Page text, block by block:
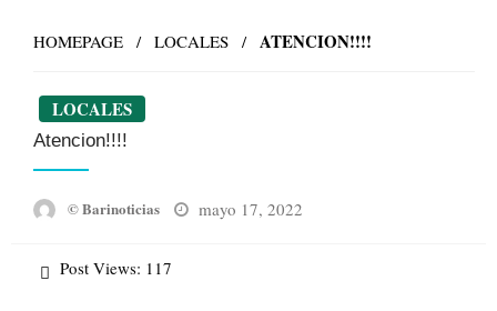
HOMEPAGE LOCALES ATENCION!!!!
LOCALES
Atencion!!!!
© Barinoticias
Posted
mayo 17, 2022
Post Views: 117